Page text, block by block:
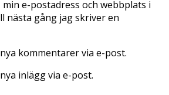
e-postadress och webbplats i
nästa gång jag skriver en
kommentarer via e-post.
inlägg via e-post.